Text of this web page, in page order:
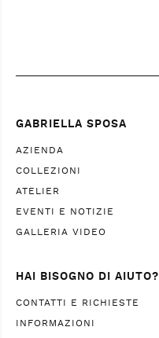
GABRIELLA SPOSA
AZIENDA
COLLEZIONI
ATELIER
EVENTI E NOTIZIE
GALLERIA VIDEO
HAI BISOGNO DI AIUTO?
CONTATTI E RICHIESTE
INFORMAZIONI